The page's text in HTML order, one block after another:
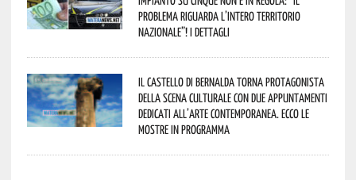
problema riguarda l’intero territorio
Nazionale”! I dettagli
Il Castello di Bernalda torna protagonista
della scena culturale con due appuntamenti
dedicati all’arte contemporanea. Ecco le
mostre in programma